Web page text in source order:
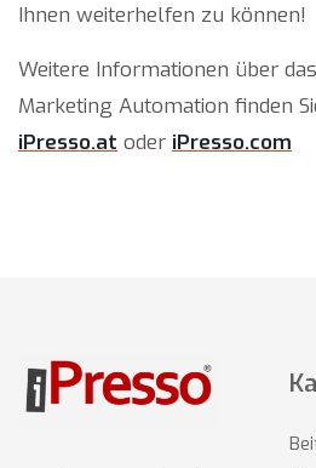
Ihnen weiterhelfen zu können!
Weitere Informationen über
Marketing Automation finden
iPresso.at oder iPresso.com